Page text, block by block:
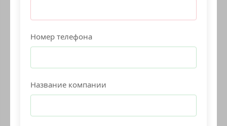
Номер телефона
Название компании